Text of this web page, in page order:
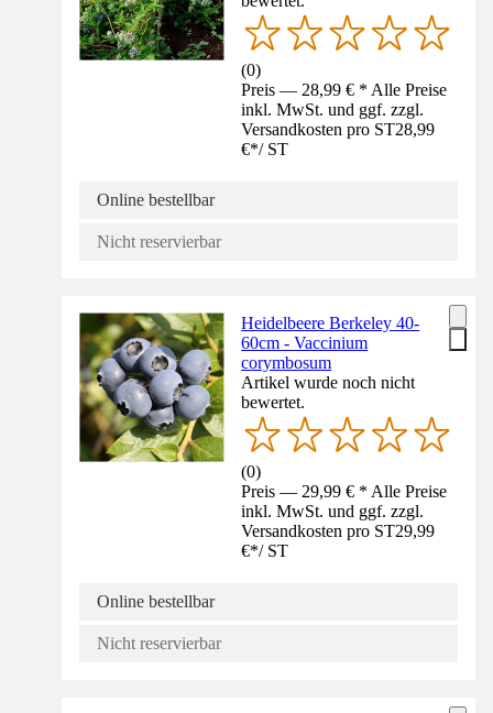
(0)
Preis — 28,99 € * Alle Preise
inkl. MwSt. und ggf. zzgl.
Versandkosten pro ST28,99
€*/ ST
Online bestellbar
Nicht reservierbar
Heidelbeere Berkeley 40-
60cm - Vaccinium
corymbosum
Artikel wurde noch nicht
bewertet.
(0)
Preis — 29,99 € * Alle Preise
inkl. MwSt. und ggf. zzgl.
Versandkosten pro ST29,99
€*/ ST
Online bestellbar
Nicht reservierbar